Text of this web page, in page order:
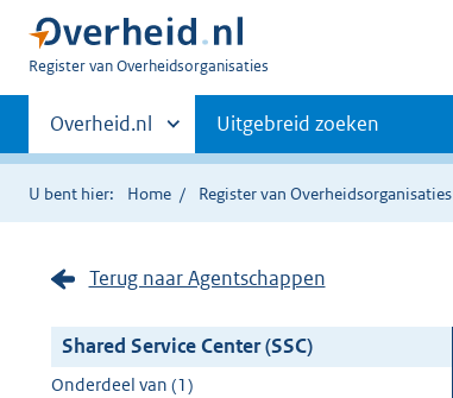
U
Register van Overheidsorganisaties
Primaire
navigatie
Andere
sites
binnen
Overheid.nl Uitgebreid zoeken
U bent hier: Home Register van Overheidsorganisaties
Terug naar Agentschappen
Shared Service Center (SSC)
Onderdeel van (1)